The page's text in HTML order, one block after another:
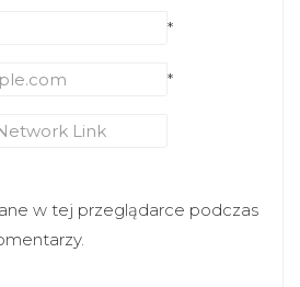
*
*
w tej przeglądarce podczas